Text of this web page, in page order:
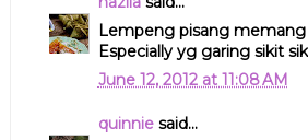
Lempeng pisang memang
Especially yg garing sikit
June 12, 2012 at 11:08 AM
quinniesaid...